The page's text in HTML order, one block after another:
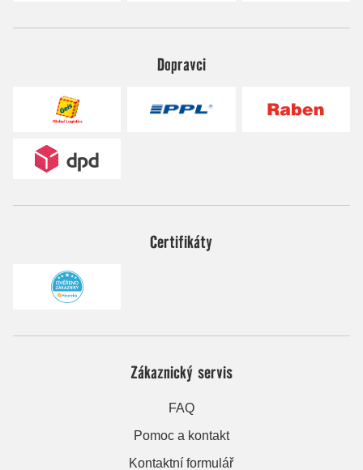
Dopravci
Certifikáty
Zákaznický servis
FAQ
Pomoc a kontakt
Kontaktní formulář